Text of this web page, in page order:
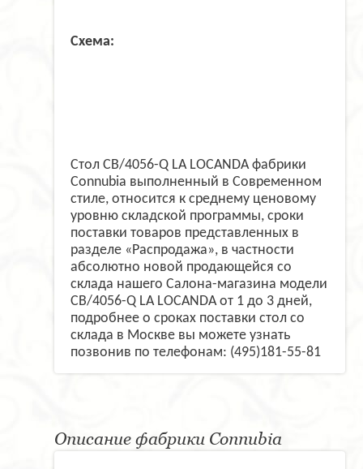
Схема:
Стол CB/4056-Q LA LOCANDA фабрики
Connubia выполненный в Современном
стиле, относится к среднему ценовому
уровню складской программы, сроки
поставки товаров представленных в
разделе «Распродажа», в частности
абсолютно новой продающейся со
склада нашего Салона-магазина модели
CB/4056-Q LA LOCANDA от 1 до 3 дней,
подробнее о сроках поставки стол со
склада в Москве вы можете узнать
позвонив по телефонам: (495)181-55-81
Описание фабрики Connubia